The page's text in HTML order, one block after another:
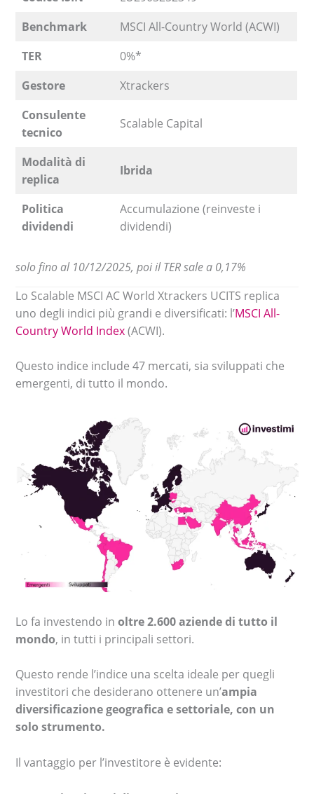
Benchmark
MSCI All-Country World (ACWI)
TER
0%*
Gestore
Xtrackers
Consulente
tecnico
Scalable Capital
Modalità di
replica
Ibrida
Politica
dividendi
Accumulazione (reinveste i
dividendi)
solo fino al 10/12/2025, poi il TER sale a 0,17%
Lo Scalable MSCI AC World Xtrackers UCITS replica
uno degli indici più grandi e diversificati: l’MSCI All-
Country World Index(ACWI).
Questo indice include 47 mercati, sia sviluppati che
emergenti, di tutto il mondo.
Lo fa investendo inoltre 2.600 aziende di tutto il
mondo, in tutti i principali settori.
Questo rende l’indice una scelta ideale per quegli
investitori che desiderano ottenere un’ampia
diversificazione geografica e settoriale, con un
solo strumento.
Il vantaggio per l’investitore è evidente: